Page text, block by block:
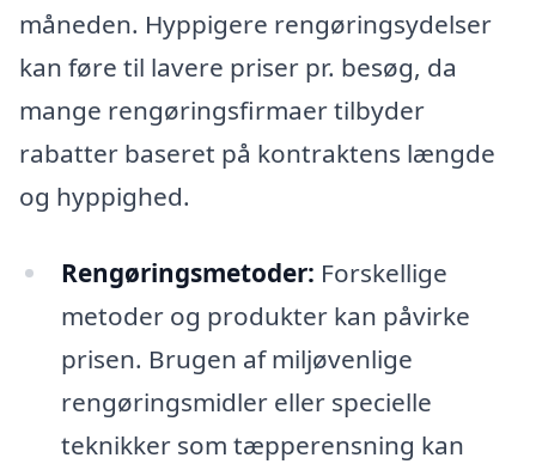
måneden. Hyppigere rengøringsydelser
kan føre til lavere priser pr. besøg, da
mange rengøringsfirmaer tilbyder
rabatter baseret på kontraktens længde
og hyppighed.
Rengøringsmetoder: Forskellige
metoder og produkter kan påvirke
prisen. Brugen af miljøvenlige
rengøringsmidler eller specielle
teknikker som tæpperensning kan